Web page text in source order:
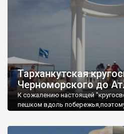
Тарханкутская
Черноморского до
К сожалению настоящей
пешком вдоль